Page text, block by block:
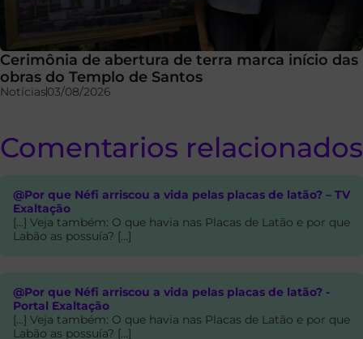
Cerimônia de abertura de terra marca início das
obras do Templo de Santos
Notícias03/08/2026
Comentarios relacionados
@Por que Néfi arriscou a vida pelas placas de latão? – TV
Exaltação
[…] Veja também: O que havia nas Placas de Latão e por que
Labão as possuía? […]
@Por que Néfi arriscou a vida pelas placas de latão? -
Portal Exaltação
[…] Veja também: O que havia nas Placas de Latão e por que
Labão as possuía? […]